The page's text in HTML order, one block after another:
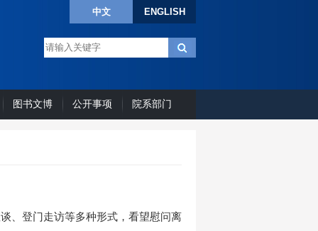
中文 ENGLISH
图书文博 公开事项 院系部门
、登门走访等多种形式，看望慰问离